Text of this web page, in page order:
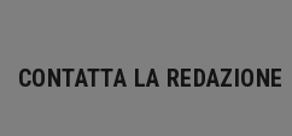
CONTATTA LA REDAZIONE